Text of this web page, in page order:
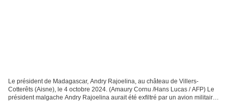
Le président de Madagascar, Andry Rajoelina, au château de Villers-
Cotterêts (Aisne), le 4 octobre 2024. (Amaury Cornu /Hans Lucas / AFP) Le
président malgache Andry Rajoelina aurait été exfiltré par un avion militaire